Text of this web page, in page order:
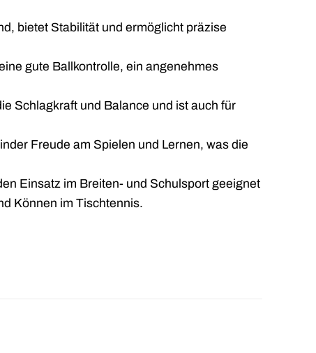
bietet Stabilität und ermöglicht präzise
gute Ballkontrolle, ein angenehmes
Schlagkraft und Balance und ist auch für
Freude am Spielen und Lernen, was die
Einsatz im Breiten- und Schulsport geeignet
Können im Tischtennis.